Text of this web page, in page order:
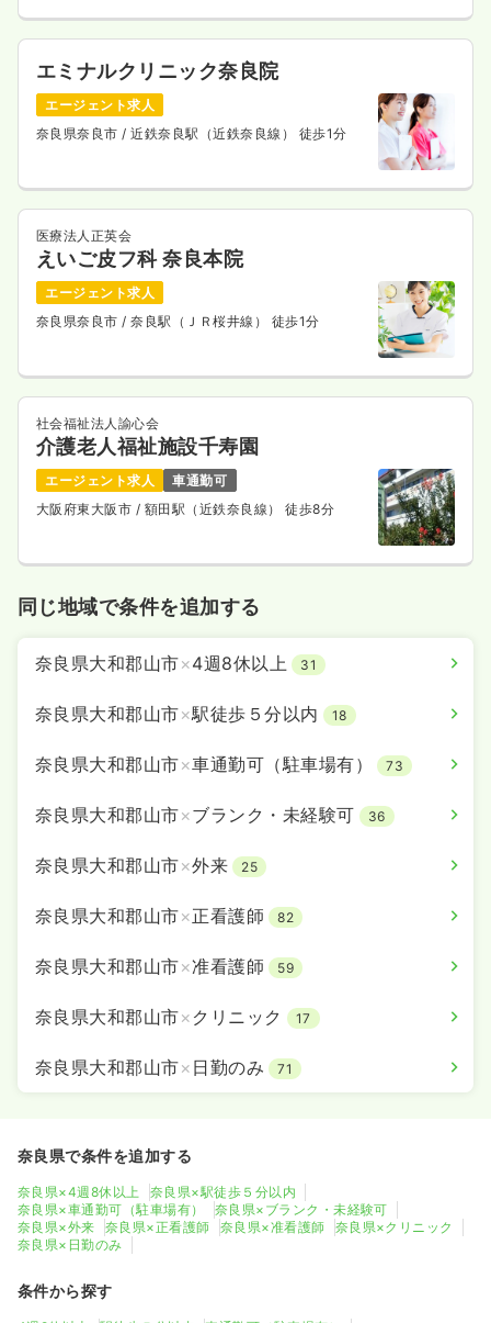
エミナルクリニック奈良院
エージェント求人
奈良県奈良市 / 近鉄奈良駅（近鉄奈良線） 徒歩1分
医療法人正英会
えいご皮フ科 奈良本院
エージェント求人
奈良県奈良市 / 奈良駅（ＪＲ桜井線） 徒歩1分
社会福祉法人諭心会
介護老人福祉施設千寿園
エージェント求人
車通勤可
大阪府東大阪市 / 額田駅（近鉄奈良線） 徒歩8分
同じ地域で条件を追加する
奈良県大和郡山市×4週8休以上 31
奈良県大和郡山市×駅徒歩５分以内 18
奈良県大和郡山市×車通勤可（駐車場有） 73
奈良県大和郡山市×ブランク・未経験可 36
奈良県大和郡山市×外来 25
奈良県大和郡山市×正看護師 82
奈良県大和郡山市×准看護師 59
奈良県大和郡山市× クリニック 17
奈良県大和郡山市× 日勤のみ 71
奈良県で条件を追加する
奈良県×4週8休以上
奈良県×駅徒歩５分以内
奈良県×車通勤可（駐車場有）
奈良県×ブランク・未経験可
奈良県×外来
奈良県×正看護師 奈良県×准看護師
奈良県×クリニック
奈良県×日勤のみ
条件から探す